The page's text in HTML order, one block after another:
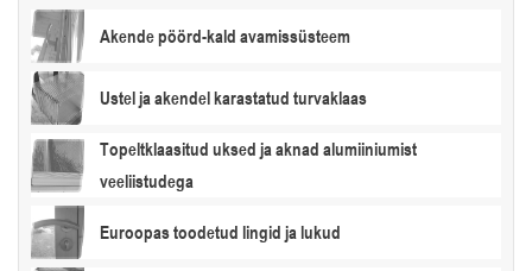
Akende pöörd-kald avamissüsteem
Ustel ja akendel karastatud turvaklaas
Topeltklaasitud uksed ja aknad alumiiniumist
veeliistudega
Euroopas toodetud lingid ja lukud